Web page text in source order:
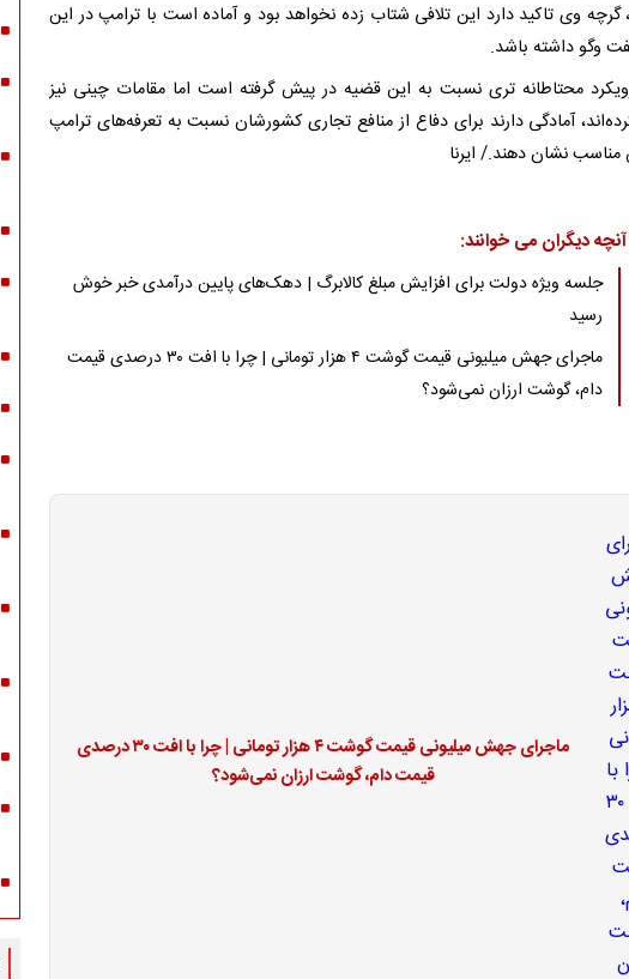
گرچه وی تاکید دارد این تلافی شتاب زده نخواهد بود و آماده است با ترامپ در این
وگو داشته باشد.
محتاطانه تری نسبت به این قضیه در پیش گرفته است اما مقامات چینی نیز
آمادگی دارند برای دفاع از منافع تجاری کشورشان نسبت به تعرفه‌های ترامپ
نشان دهند./ ایرنا
آنچه دیگران می خوانند:
جلسه ویژه دولت برای افزایش مبلغ کالابرگ | دهک‌های پایین درآمدی خبر خوش
رسید
ماجرای جهش میلیونی قیمت گوشت ۴ هزار تومانی | چرا با افت ۳۰ درصدی قیمت
دام، گوشت ارزان نمی‌شود؟
ماجرای جهش میلیونی قیمت گوشت ۴ هزار تومانی | چرا با افت ۳۰ درصدی
قیمت دام، گوشت ارزان نمی‌شود؟